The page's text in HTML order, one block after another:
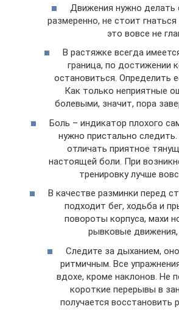
Движения нужно делать
размеренно, не стоит
это вовсе не
В растяжке всегда
граница, по достижении
остановиться. Определить
Как только неприятные
болевыми, значит, пора
Боль – индикатор плохого
нужно пристально
отличать приятное
настоящей боли. При
тренировку лучше
В качестве разминки перед
подходит бег, ходьба и
повороты корпуса, махи
рывковые
Следите за дыханием,
ритмичным. Все
вдохе, кроме наклонов. Не
короткие перерывы в
получается восстановить